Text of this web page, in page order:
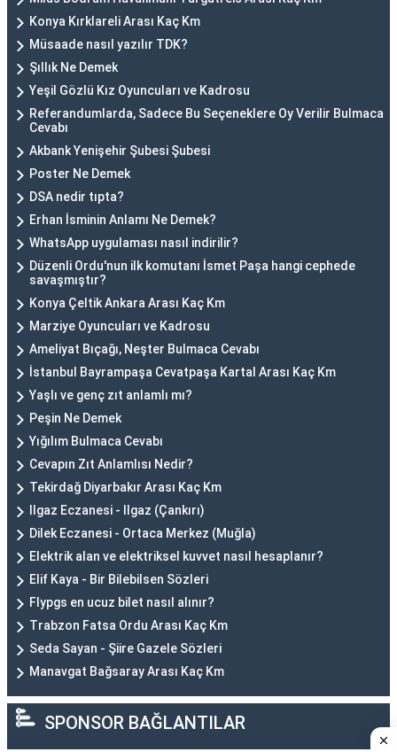
Konya Kırklareli Arası Kaç Km
Müsaade nasıl yazılır TDK?
Şıllık Ne Demek
Yeşil Gözlü Kız Oyuncuları ve Kadrosu
Referandumlarda, Sadece Bu Seçeneklere Oy Verilir Bulmaca
Cevabı
Akbank Yenişehir Şubesi Şubesi
Poster Ne Demek
DSA nedir tıpta?
Erhan İsminin Anlamı Ne Demek?
WhatsApp uygulaması nasıl indirilir?
Düzenli Ordu'nun ilk komutanı İsmet Paşa hangi cephede
savaşmıştır?
Konya Çeltik Ankara Arası Kaç Km
Marziye Oyuncuları ve Kadrosu
Ameliyat Bıçağı, Neşter Bulmaca Cevabı
İstanbul Bayrampaşa Cevatpaşa Kartal Arası Kaç Km
Yaşlı ve genç zıt anlamlı mı?
Peşin Ne Demek
Yığılım Bulmaca Cevabı
Cevapın Zıt Anlamlısı Nedir?
Tekirdağ Diyarbakır Arası Kaç Km
Ilgaz Eczanesi - Ilgaz (Çankırı)
Dilek Eczanesi - Ortaca Merkez (Muğla)
Elektrik alan ve elektriksel kuvvet nasıl hesaplanır?
Elif Kaya - Bir Bilebilsen Sözleri
Flypgs en ucuz bilet nasıl alınır?
Trabzon Fatsa Ordu Arası Kaç Km
Seda Sayan - Şiire Gazele Sözleri
Manavgat Bağsaray Arası Kaç Km
SPONSOR BAĞLANTILAR